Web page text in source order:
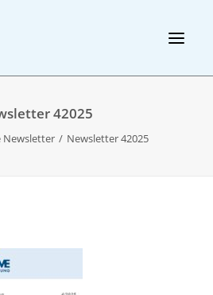
42025
Newsletter Newsletter 42025